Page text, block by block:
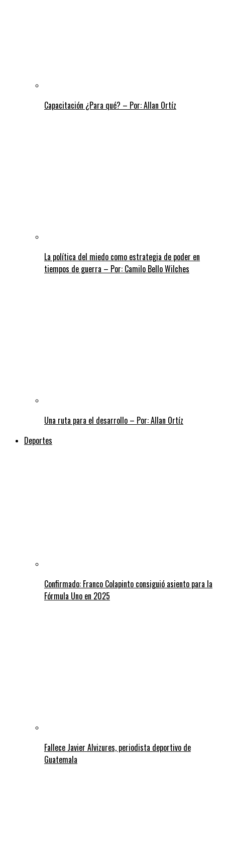
Capacitación ¿Para qué? – Por: Allan Ortíz
La política del miedo como estrategia de poder en
tiempos de guerra – Por: Camilo Bello Wilches
Una ruta para el desarrollo – Por: Allan Ortíz
Deportes
Confirmado: Franco Colapinto consiguió asiento para la
Fórmula Uno en 2025
Fallece Javier Alvizures, periodista deportivo de
Guatemala